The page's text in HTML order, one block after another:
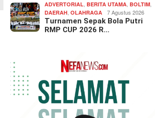
ADVERTORIAL BERITA UTAMA BOLTIM
DAERAH ,OLAHRAGA 7 Agustus 2026
Turnamen Sepak Bola Putri
RMP CUP 2026 R…